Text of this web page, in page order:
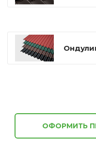
ОФОРМИТЬ